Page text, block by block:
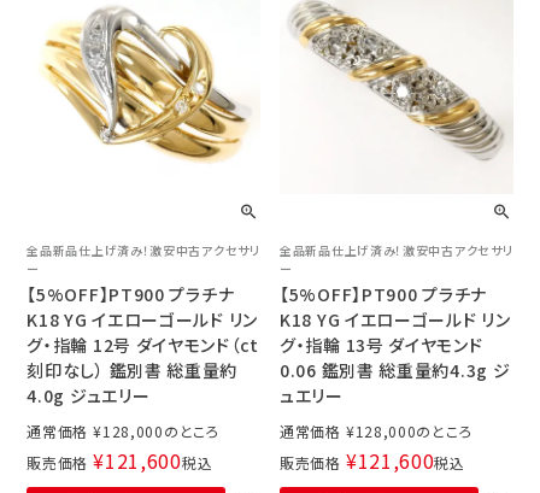
全品新品仕上げ済み！激安中古アクセサリ
ー
【5%OFF】PT900 プラチナ
K18 YG イエローゴールド リン
グ・指輪 12号 ダイヤモンド（ct
刻印なし） 鑑別書 総重量約
4.0g ジュエリー
通常価格 ¥128,000
販売価格 ¥121,600税込
全品新品仕上げ済み！激安中古アクセサリ
ー
【5%OFF】PT900 プラチナ
K18 YG イエローゴールド リン
グ・指輪 13号 ダイヤモンド
0.06 鑑別書 総重量約4.3g ジ
ュエリー
通常価格 ¥128,000
販売価格 ¥121,600税込